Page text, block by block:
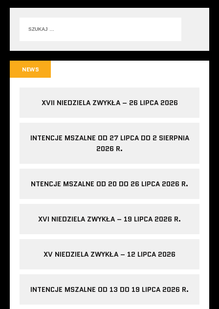
NEWS
XVII NIEDZIELA ZWYKŁA – 26 LIPCA 2026
INTENCJE MSZALNE OD 27 LIPCA DO 2 SIERPNIA
2026 R.
NTENCJE MSZALNE OD 20 DO 26 LIPCA 2026 R.
XVI NIEDZIELA ZWYKŁA – 19 LIPCA 2026 R.
XV NIEDZIELA ZWYKŁA – 12 LIPCA 2026
INTENCJE MSZALNE OD 13 DO 19 LIPCA 2026 R.